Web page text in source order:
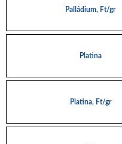
Palládium, Ft/gr
Platina
Platina, Ft/gr